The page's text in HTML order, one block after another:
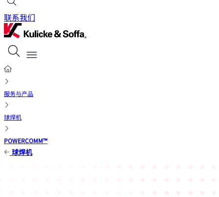
联系我们
服务与产品
球焊机
POWERCOMM™
球焊机